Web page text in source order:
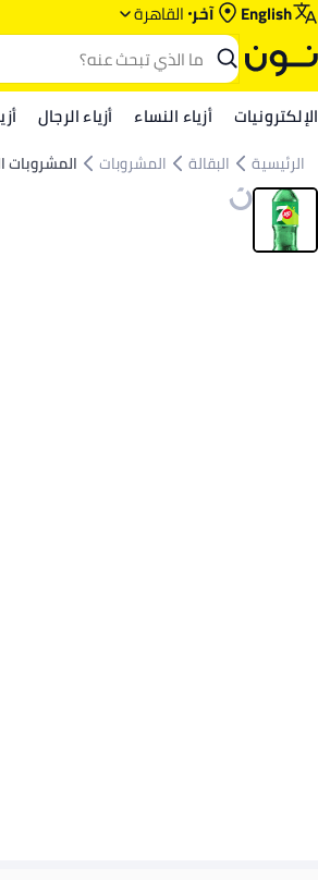
English آخر القاهرة
الإلكترونيات أزياء النساء أزياء الرجال
الرئيسية البقالة المشروبات
المشروبات